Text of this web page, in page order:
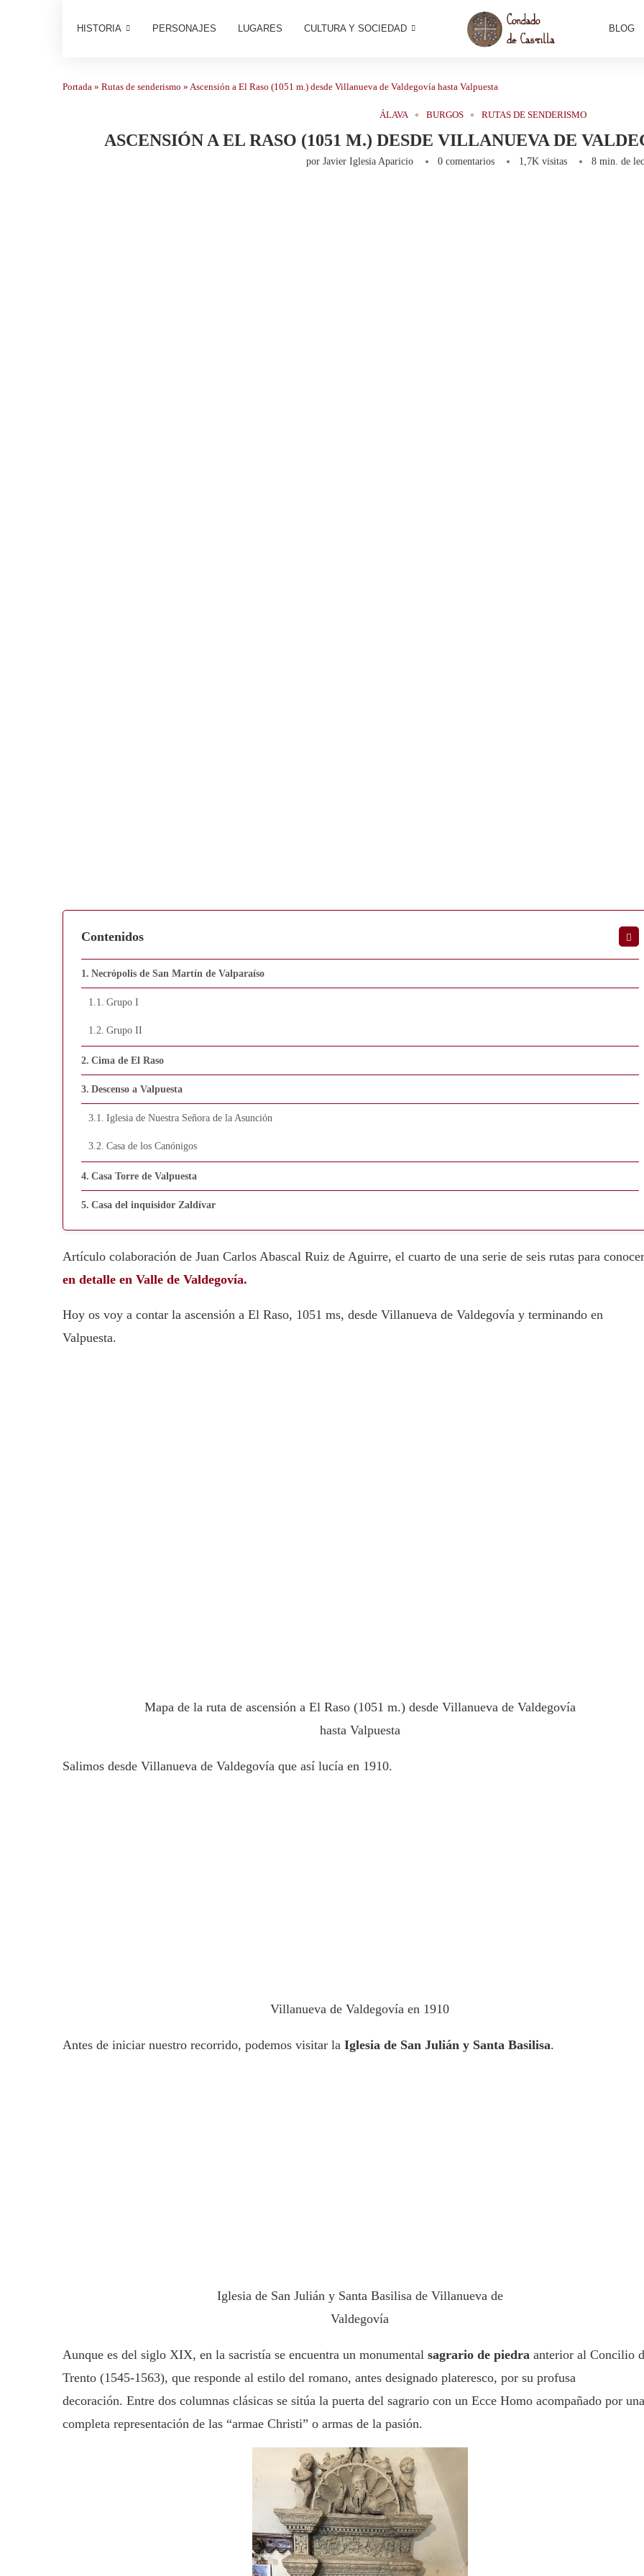
HISTORIA PERSONAJES LUGARES CULTURA Y SOCIEDAD BLOG
Portada » Rutas de senderismo » Ascensión a El Raso (1051 m.) desde Villanueva de Valdegovía hasta Valpuesta
ÁLAVA BURGOS RUTAS DE SENDERISMO
ASCENSIÓN A EL RASO (1051 M.) DESDE VILLANUEVA DE
por Javier Iglesia Aparicio 0 comentarios 1,7Kvisitas 8 min. de
Contenidos
Necrópolis de San Martín de Valparaíso
Grupo I
Grupo II
Cima de El Raso
Descenso a Valpuesta
Iglesia de Nuestra Señora de la Asunción
Casa de los Canónigos
Casa Torre de Valpuesta
Casa del inquisidor Zaldívar
Artículo colaboración de Juan Carlos Abascal Ruiz de Aguirre, el cuarto de una serie de seis rutas para conocer
en detalle en Valle de Valdegovía.
Hoy os voy a contar la ascensión a El Raso, 1051 ms, desde Villanueva de Valdegovía y terminando en
Valpuesta.
Mapa de la ruta de ascensión a El Raso (1051 m.) desde Villanueva de Valdegovía
hasta Valpuesta
Salimos desde Villanueva de Valdegovía que así lucía en 1910.
Villanueva de Valdegovía en 1910
Antes de iniciar nuestro recorrido, podemos visitar la Iglesia de San Julián y Santa Basilisa.
Iglesia de San Julián y Santa Basilisa de Villanueva de
Valdegovía
Aunque es del siglo XIX, en la sacristía se encuentra un monumental sagrario de piedra anterior al Concilio
Trento (1545-1563), que responde al estilo del romano, antes designado plateresco, por su profusa
decoración. Entre dos columnas clásicas se sitúa la puerta del sagrario con un Ecce Homo acompañado por una
completa representación de las “armae Christi” o armas de la pasión.